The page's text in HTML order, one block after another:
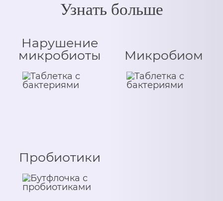
Узнать больше
Нарушение
микробиоты
Микробиом
Пробиотики